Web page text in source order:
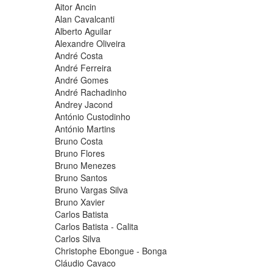
Aitor Ancin
Alan Cavalcanti
Alberto Aguilar
Alexandre Oliveira
André Costa
André Ferreira
André Gomes
André Rachadinho
Andrey Jacond
António Custodinho
António Martins
Bruno Costa
Bruno Flores
Bruno Menezes
Bruno Santos
Bruno Vargas Silva
Bruno Xavier
Carlos Batista
Carlos Batista - Calita
Carlos Silva
Christophe Ebongue - Bonga
Cláudio Cavaco